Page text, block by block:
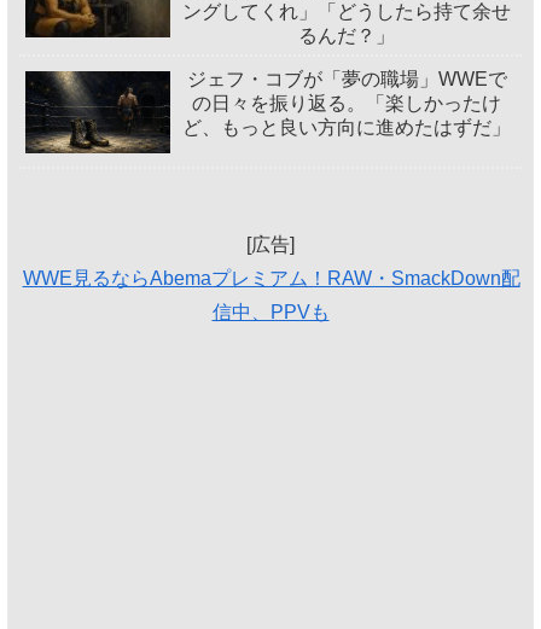
ングしてくれ」「どうしたら持て余せ
るんだ？」
ジェフ・コブが「夢の職場」WWEで
の日々を振り返る。「楽しかったけ
ど、もっと良い方向に進めたはずだ」
[広告]
WWE見るならAbemaプレミアム！RAW・SmackDown配
信中、PPVも